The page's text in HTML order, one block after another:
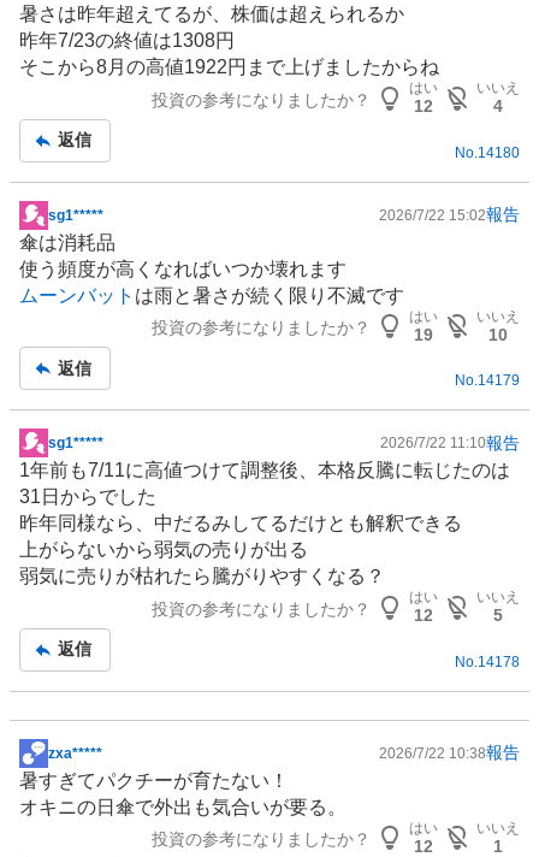
暑さは昨年超えてるが、株価は超えられるか
昨年7/23の終値は1308円
そこから8月の高値1922円まで上げましたからね
投資の参考になりましたか？
はい
12
いいえ
4
返信
No. 14180
掲
示
板
記
sg1***** 2026/7/22 15:02報告
傘は消耗品
使う頻度が高くなればいつか壊れます
ムーンバット は雨と暑さが続く限り不滅です
投資の参考になりましたか？
はい
19
いいえ
10
返信
No.14179
掲
示
板
記
事
sg1***** 2026/7/22 11:10報告
1年前も7/11に高値つけて調整後、本格反騰に転じたのは
31日からでした
昨年同様なら、中だるみしてるだけとも解釈できる
上がらないから弱気の売りが出る
弱気に売りが枯れたら騰がりやすくなる？
投資の参考になりましたか？
はい
12
いいえ
5
返信
No. 14178
掲
示
板
zxa***** 2026/7/22 10:38報告
暑すぎてパクチーが育たない！
オキニの日傘で外出も気合いが要る。
投資の参考になりましたか？
はい
12
いいえ
1